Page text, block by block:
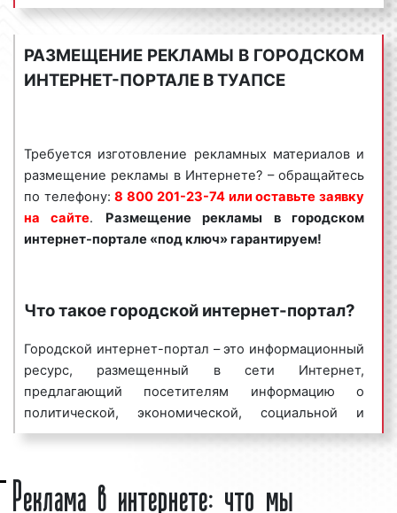
Мы обладаем большим опытом и необходимыми
знаниями для проведения качественных и
эффективных рекламных кампаний в городском
портале в Туапсе и Краснодарском крае
необходимо обращаться по телефону:8 800 201-
23-74 или оставить заявку на сайте
Размещение
рекламы в
городском интернет-портале «под
ключ» гарантируем!
Групп» помогут вам разместить рекламу в
выполнено большое количество заказов. Многие
наши клиенты используют Интернет-рекламу в
Туапсе и Краснодарском крае в качестве основной
площадки для размещения рекламы.
Востребованность данного вида рекламы
человек, настройка и запуск рекламной кампании
РАЗМЕЩЕНИЕ РЕКЛАМЫ В ГОРОДСКОМ
ИНТЕРНЕТ-ПОРТАЛЕ В ТУАПСЕ
Требуется изготовление рекламных материалов и
размещение рекламы в Интернете? – обращайтесь
по телефону:8 800 201-23-74 или оставьте заявку
на сайте. Размещение рекламы вгородском
интернет-портале «под ключ» гарантируем!
Что такое городской интернет-портал?
Городской интернет-портал – это информационный
ресурс, размещенный в сети Интернет,
предлагающий посетителям информацию о
политической, экономической, социальной и
культурной жизни города. На страницах городских
новости города;
Реклама в интернете: что мы